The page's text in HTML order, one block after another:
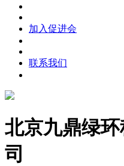
加入促进会
联系我们
北京九鼎绿
司